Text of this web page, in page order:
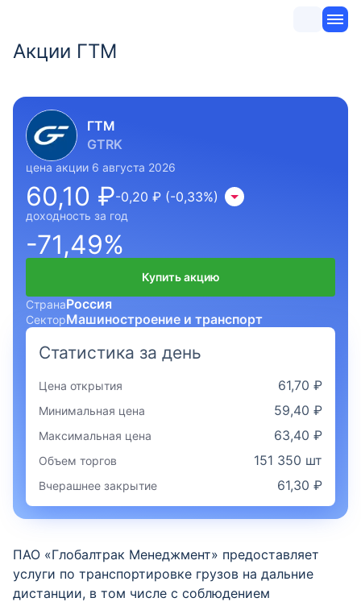
Акции ГТМ
ГТМ
GTRK
цена акции 6 августа 2026
60,10 ₽-0,20 ₽ (-0,33%)
доходность за год
-71,49%
Купить акцию
СтранаРоссия
СекторМашиностроение и транспорт
Статистика за день
Цена открытия 61,70 ₽
Минимальная цена 59,40 ₽
Максимальная цена 63,40 ₽
Объем торгов 151 350 шт
Вчерашнее закрытие 61,30 ₽
ПАО «Глобалтрак Менеджмент» предоставляет
услуги по транспортировке грузов на дальние
дистанции, в том числе с соблюдением